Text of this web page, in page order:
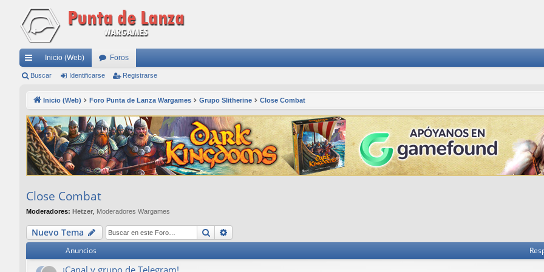
nl
rá
pi
do
Inicio (Web) Foros
Buscar Identificarse Registrarse
Inicio (Web) Foro Punta de Lanza Wargames Grupo Slitherine Close Combat
Close Combat
Moderadores: Hetzer Moderadores Wargames
Nuevo Tema Buscar
Anuncios